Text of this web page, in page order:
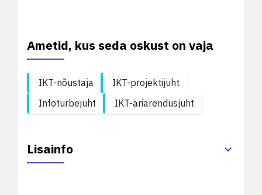
Ametid, kus seda oskust on vaja
IKT-nõustaja
IKT-projektijuht
Infoturbejuht
IKT-äriarendusjuht
Lisainfo